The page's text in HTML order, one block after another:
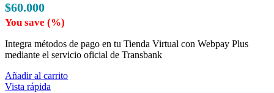
$60.000
You save (%)
Integra métodos de pago en tu Tienda Virtual con Webpay Plus
mediante el servicio oficial de Transbank
Añadir al carrito
Vista rápida